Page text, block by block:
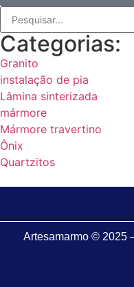
Categorias:
Granito
instalação de pia
Lâmina sinterizada
mármore
Mármore travertino
Ônix
Quartzitos
Artesamarmo © 2025